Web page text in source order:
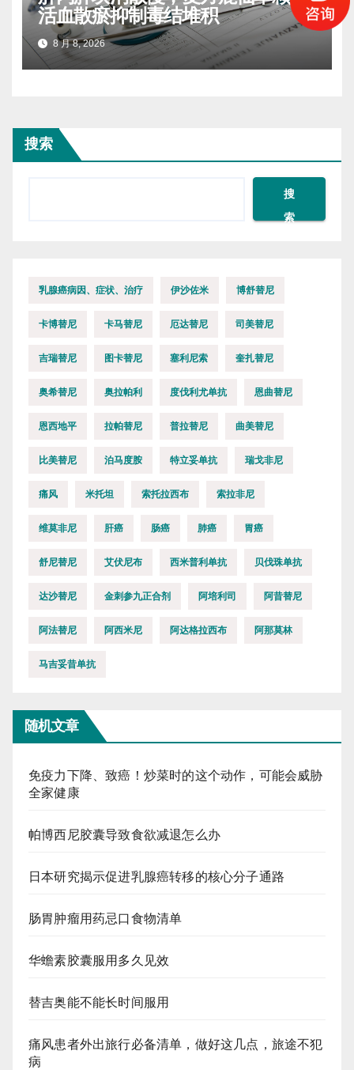
活血散瘀抑制毒结堆积
8 月 8, 2026
搜索
搜
索
乳腺癌病因、症状、治疗 伊沙佐米 博舒替尼
卡博替尼 卡马替尼 厄达替尼 司美替尼
吉瑞替尼 图卡替尼 塞利尼索 奎扎替尼
奥希替尼 奥拉帕利 度伐利尤单抗 恩曲替尼
恩西地平 拉帕替尼 普拉替尼 曲美替尼
比美替尼 泊马度胺 特立妥单抗 瑞戈非尼
痛风 米托坦 索托拉西布 索拉非尼
维莫非尼 肝癌 肠癌 肺癌 胃癌
舒尼替尼 艾伏尼布 西米普利单抗 贝伐珠单抗
达沙替尼 金刺参九正合剂 阿培利司 阿昔替尼
阿法替尼 阿西米尼 阿达格拉西布 阿那莫林
马吉妥昔单抗
随机文章
免疫力下降、致癌！炒菜时的这个动作，可能会威胁
全家健康
帕博西尼胶囊导致食欲减退怎么办
日本研究揭示促进乳腺癌转移的核心分子通路
肠胃肿瘤用药忌口食物清单
华蟾素胶囊服用多久见效
替吉奥能不能长时间服用
痛风患者外出旅行必备清单，做好这几点，旅途不犯
病